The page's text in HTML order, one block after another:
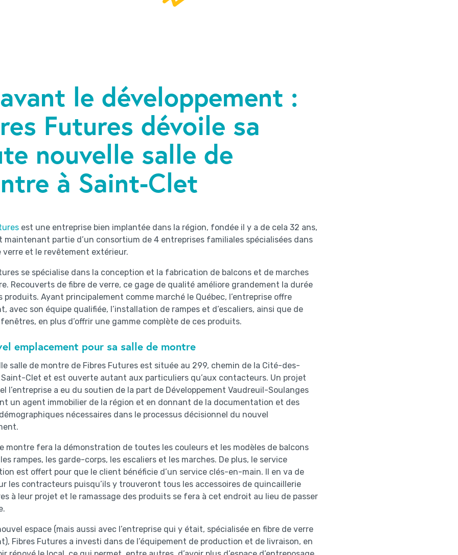
le développement :
Futures dévoile sa
nouvelle salle de
à Saint-Clet
est une entreprise bien implantée dans la région, fondée il y a de cela 32 ans,
partie d’un consortium de 4 entreprises familiales spécialisées dans
verre et le revêtement extérieur.
se spécialise dans la conception et la fabrication de balcons et de marches
Recouverts de fibre de verre, ce gage de qualité améliore grandement la durée
produits. Ayant principalement comme marché le Québec, l’entreprise offre
avec son équipe qualifiée, l’installation de rampes et d’escaliers, ainsi que de
en plus d’offrir une gamme complète de ces produits.
emplacement pour sa salle de montre
salle de montre de Fibres Futures est située au 299, chemin de la Cité-des-
Clet et est ouverte autant aux particuliers qu’aux contacteurs. Un projet
l’entreprise a eu du soutien de la part de Développement Vaudreuil-Soulanges
un agent immobilier de la région et en donnant de la documentation et des
nécessaires dans le processus décisionnel du nouvel
montre fera la démonstration de toutes les couleurs et les modèles de balcons
rampes, les garde-corps, les escaliers et les marches. De plus, le service
est offert pour que le client bénéficie d’un service clés-en-main. Il en va de
les contracteurs puisqu’ils y trouveront tous les accessoires de quincaillerie
à leur projet et le ramassage des produits se fera à cet endroit au lieu de passer
espace (mais aussi avec l’entreprise qui y était, spécialisée en fibre de verre
Fibres Futures a investi dans de l’équipement de production et de livraison, en